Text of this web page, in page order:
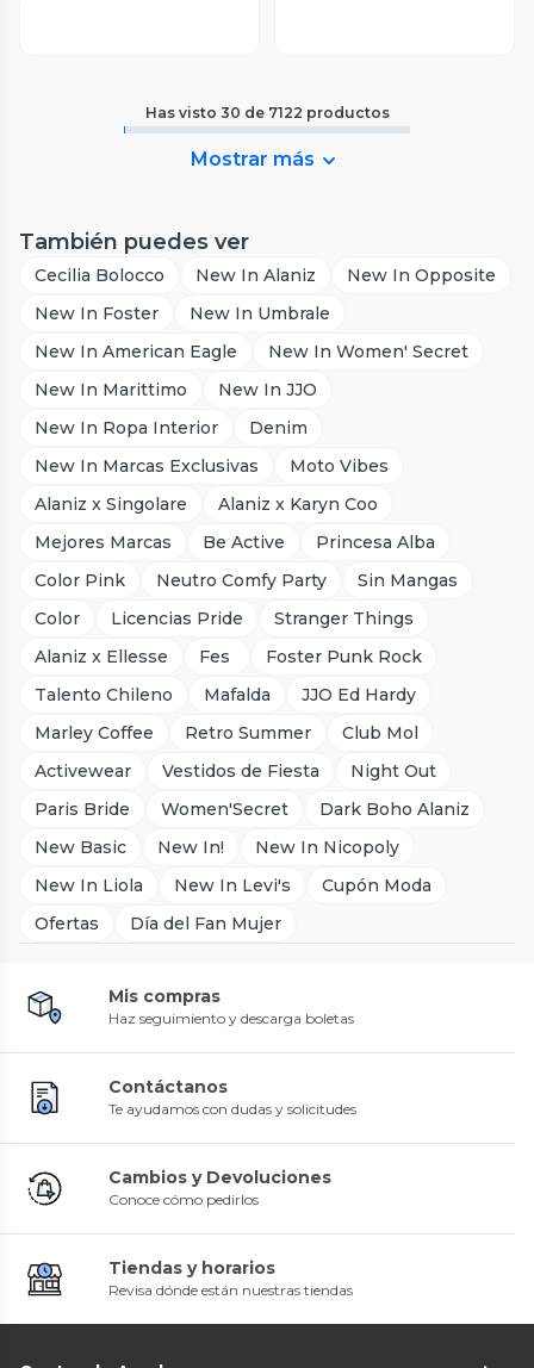
Has visto 30 de 7122 productos
Mostrar más
También puedes ver
Cecilia Bolocco New In Alaniz
New In Opposite
New In Foster
New In Umbrale
New In American Eagle
New In Women' Secret
New In Marittimo
New In JJO
New In Ropa Interior
Denim
New In Marcas Exclusivas
Moto Vibes
Alaniz x Singolare
Alaniz x Karyn Coo
Mejores Marcas
Be Active
Princesa Alba
Color Pink
Neutro Comfy Party
Sin Mangas
Color
Licencias Pride
Stranger Things
Alaniz x Ellesse
Fes
Foster Punk Rock
Talento Chileno
Mafalda
JJO Ed Hardy
Marley Coffee
Retro Summer
Club Mol
Activewear
Vestidos de Fiesta
Night Out
Paris Bride
Women'Secret
Dark Boho Alaniz
New Basic
New In!
New In Nicopoly
New In Liola
New In Levi's
Cupón Moda
Ofertas
Día del Fan Mujer
Mis compras
Haz seguimiento y descarga boletas
Contáctanos
Te ayudamos con dudas y solicitudes
Cambios y Devoluciones
Conoce cómo pedirlos
Tiendas y horarios
Revisa dónde están nuestras tiendas